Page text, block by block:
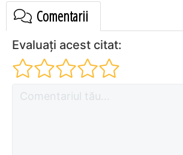
Comentarii
Evaluați acest citat: